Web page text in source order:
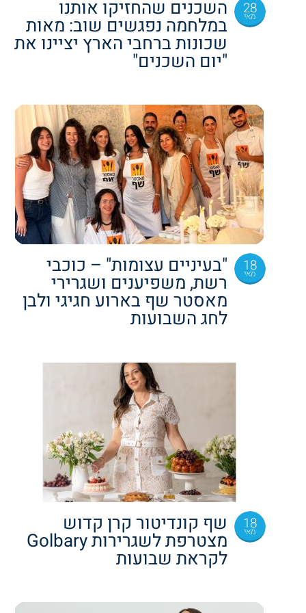
28
מאי השכנים שהחזיקו אותנו
במלחמה נפגשים שוב: מאות
שכונות ברחבי הארץ יציינו את
"יום השכנים"
18
מאי "בעיניים עצומות" – כוכבי
רשת, משפיענים ושגרירי
מאסטר שף בארוע חגיגי ולבן
לחג השבועות
18
מאי שף קונדיטור קרן קדוש
מצטרפת לשגרירות Golbary
לקראת שבועות